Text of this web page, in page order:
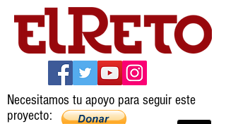
Necesitamos tu apoyo para seguir este
proyecto: